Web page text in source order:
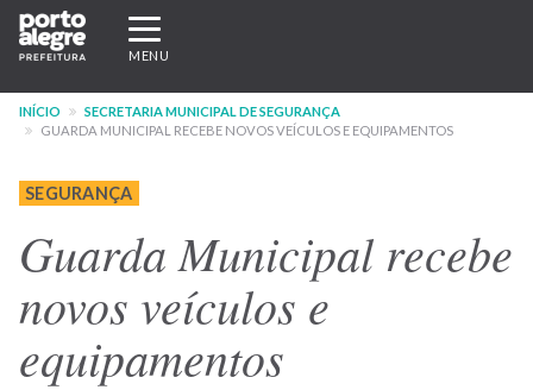
Pular
para
conteúdo
principal
Expandir/recolher
navegação
MENU
INÍCIO
SECRETARIA MUNICIPAL DE SEGURANÇA
GUARDA MUNICIPAL RECEBE NOVOS VEÍCULOS E EQUIPAMENTOS
SEGURANÇA
Guarda Municipal recebe
novos veículos e
equipamentos